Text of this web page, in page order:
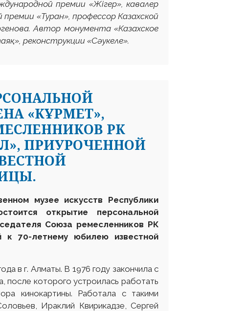
премии «Жігер», кавалер
«Туран», профессор Казахской
Автор монумента «Казахское
реконструкции «Сәукеле».
«КҰРМЕТ»,
РК
ПРИУРОЧЕННОЙ
музее искусств Республики
открытие персональной
Союза ремесленников РК
70-летнему юбилею известной
в г. Алматы. В 1976 году закончила с
после которого устроилась работать
кинокартины. Работала с такими
Ираклий Квирикадзе, Сергей